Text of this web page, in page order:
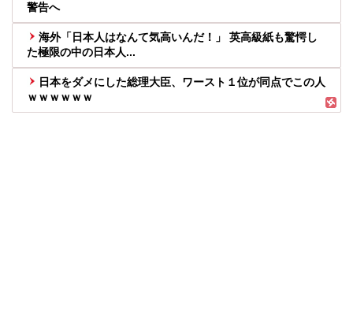
警告へ
海外「日本人はなんて気高いんだ！」 英高級紙も驚愕し
た極限の中の日本人...
日本をダメにした総理大臣、ワースト１位が同点でこの人
ｗｗｗｗｗｗ